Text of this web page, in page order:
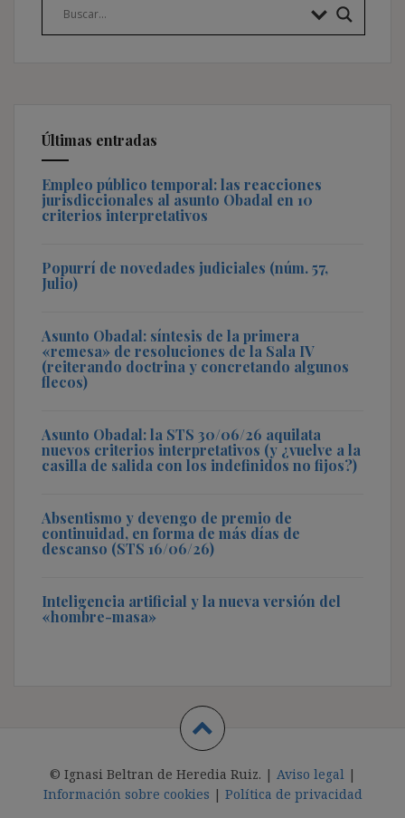
Últimas entradas
Empleo público temporal: las reacciones
jurisdiccionales al asunto Obadal en 10
criterios interpretativos
Popurrí de novedades judiciales (núm. 57,
Julio)
Asunto Obadal: síntesis de la primera
«remesa» de resoluciones de la Sala IV
(reiterando doctrina y concretando algunos
flecos)
Asunto Obadal: la STS 30/06/26 aquilata
nuevos criterios interpretativos (y ¿vuelve a la
casilla de salida con los indefinidos no fijos?)
Absentismo y devengo de premio de
continuidad, en forma de más días de
descanso (STS 16/06/26)
Inteligencia artificial y la nueva versión del
«hombre-masa»
© Ignasi Beltran de Heredia Ruiz. | Aviso legal |
Información sobre cookies | Política de privacidad